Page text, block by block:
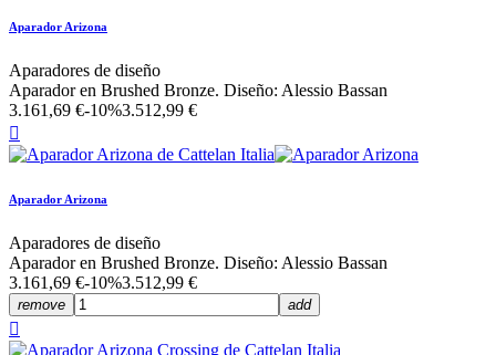
Aparador Arizona
Aparadores de diseño
Aparador en Brushed Bronze. Diseño: Alessio Bassan
3.161,69 €-10%3.512,99 €

Aparador Arizona
Aparadores de diseño
Aparador en Brushed Bronze. Diseño: Alessio Bassan
3.161,69 €-10%3.512,99 €
remove add
